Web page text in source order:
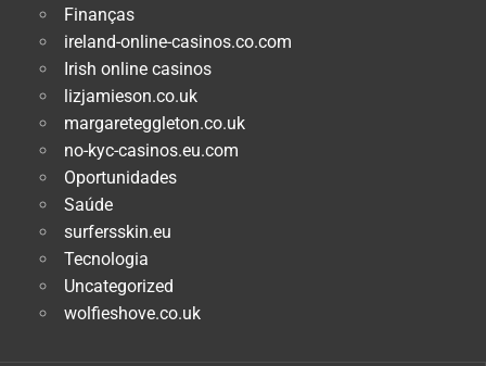
Finanças
ireland-online-casinos.co.com
Irish online casinos
lizjamieson.co.uk
margareteggleton.co.uk
no-kyc-casinos.eu.com
Oportunidades
Saúde
surfersskin.eu
Tecnologia
Uncategorized
wolfieshove.co.uk